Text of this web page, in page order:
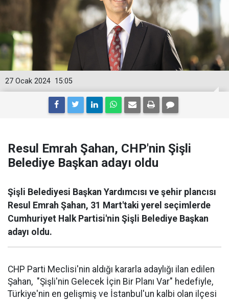
15:05
27 Ocak 2024
Resul Emrah Şahan, CHP'nin Şişli
Belediye Başkan adayı oldu
Şişli Belediyesi Başkan Yardımcısı ve şehir plancısı
Resul Emrah Şahan, 31 Mart'taki yerel seçimlerde
Cumhuriyet Halk Partisi'nin Şişli Belediye Başkan
adayı oldu.
CHP Parti Meclisi'nin aldığı kararla adaylığı ilan edilen
Şahan, "Şişli'nin Gelecek İçin Bir Planı Var" hedefiyle,
Türkiye'nin en gelişmiş ve İstanbul'un kalbi olan ilçesi